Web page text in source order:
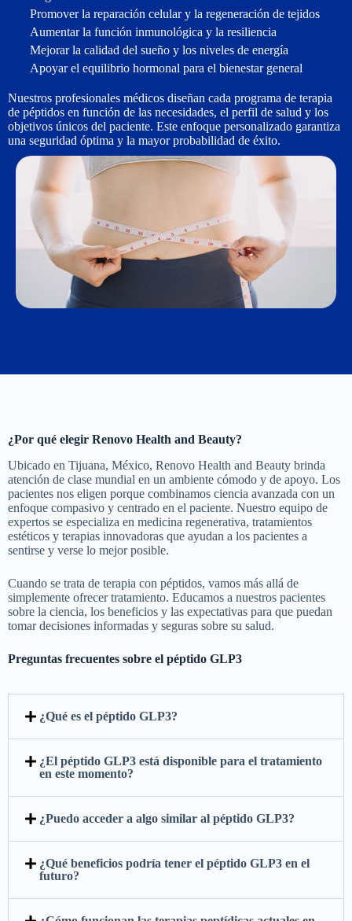
Promover la reparación celular y la regeneración de tejidos
Aumentar la función inmunológica y la resiliencia
Mejorar la calidad del sueño y los niveles de energía
Apoyar el equilibrio hormonal para el bienestar general
Nuestros profesionales médicos diseñan cada programa de terapia
de péptidos en función de las necesidades, el perfil de salud y los
objetivos únicos del paciente. Este enfoque personalizado garantiza
una seguridad óptima y la mayor probabilidad de éxito.
¿Por qué elegir Renovo Health and Beauty?
Ubicado en Tijuana, México, Renovo Health and Beauty brinda
atención de clase mundial en un ambiente cómodo y de apoyo. Los
pacientes nos eligen porque combinamos ciencia avanzada con un
enfoque compasivo y centrado en el paciente. Nuestro equipo de
expertos se especializa en medicina regenerativa, tratamientos
estéticos y terapias innovadoras que ayudan a los pacientes a
sentirse y verse lo mejor posible.
Cuando se trata de terapia con péptidos, vamos más allá de
simplemente ofrecer tratamiento. Educamos a nuestros pacientes
sobre la ciencia, los beneficios y las expectativas para que puedan
tomar decisiones informadas y seguras sobre su salud.
Preguntas frecuentes sobre el péptido GLP3
¿Qué es el péptido GLP3?
¿El péptido GLP3 está disponible para el tratamiento
en este momento?
¿Puedo acceder a algo similar al péptido GLP3?
¿Qué beneficios podría tener el péptido GLP3 en el
futuro?